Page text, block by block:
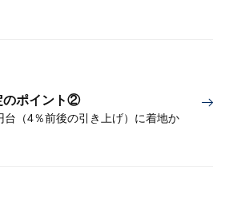
のポイント②
（4％前後の引き上げ）に着地か